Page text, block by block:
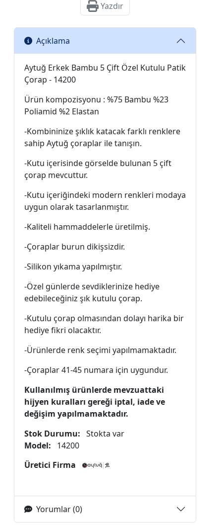
Yazdır
Açıklama
Aytuğ Erkek Bambu 5 Çift Özel Kutulu Patik
Çorap - 14200
Ürün kompozisyonu : %75 Bambu %23
Poliamid %2 Elastan
-Kombininize şıklık katacak farklı renklere
sahip Aytuğ çoraplar ile tanışın.
-Kutu içerisinde görselde bulunan 5 çift
çorap mevcuttur.
-Kutu içeriğindeki modern renkleri modaya
uygun olarak tasarlanmıştır.
-Kaliteli hammaddelerle üretilmiş.
-Çoraplar burun dikişsizdir.
-Silikon yıkama yapılmıştır.
-Özel günlerde sevdiklerinize hediye
edebileceğiniz şık kutulu çorap.
-Kutulu çorap olmasından dolayı harika bir
hediye fikri olacaktır.
-Ürünlerde renk seçimi yapılmamaktadır.
-Çoraplar 41-45 numara için uygundur.
Kullanılmış ürünlerde mevzuattaki
hijyen kuralları gereği iptal, iade ve
değişim yapılmamaktadır.
Stok Durumu: Stokta var
Model:
14200
Üretici Firma
Yorumlar (0)